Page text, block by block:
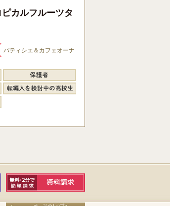
カルフルーツタ
パティシエ＆カフェオーナ